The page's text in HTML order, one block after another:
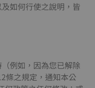
如何行使之說明，皆
例如，因為您已解除
條之規定，通知本公